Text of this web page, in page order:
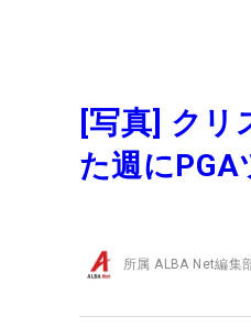
[写真] クリ
た週にPGA
所属ALBA Net編集